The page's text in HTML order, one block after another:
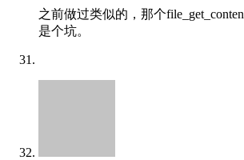
之前做过类似的，那个
是个坑。